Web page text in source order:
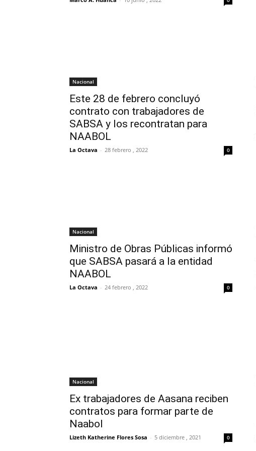
Nacional
Este 28 de febrero concluyó
contrato con trabajadores de
SABSA y los recontratan para
NAABOL
La Octava - 28 febrero , 2022 0
Nacional
Ministro de Obras Públicas informó
que SABSA pasará a la entidad
NAABOL
La Octava - 24 febrero , 2022 0
Nacional
Ex trabajadores de Aasana reciben
contratos para formar parte de
Naabol
Lizeth Katherine Flores Sosa - 5 diciembre , 2021 0